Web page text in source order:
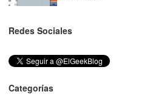
Redes Sociales
Categorías